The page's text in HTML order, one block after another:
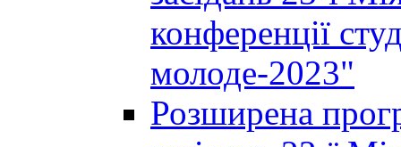
конференції
молоде-2023"
Розширена